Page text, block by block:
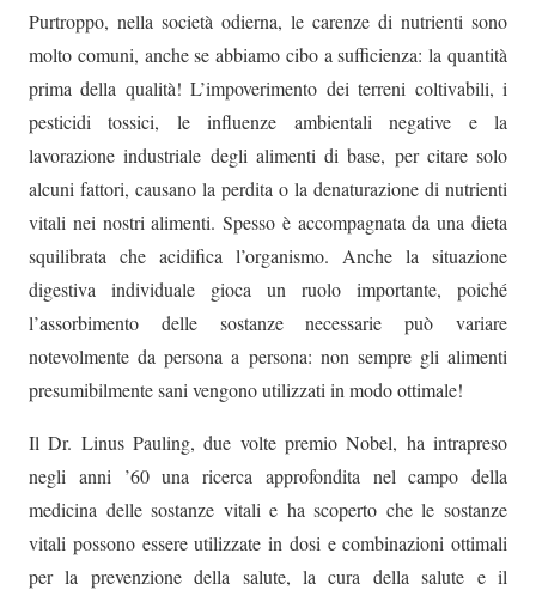
Purtroppo, nella società odierna, le carenze di nutrienti sono
molto comuni, anche se abbiamo cibo a sufficienza: la quantità
prima della qualità! L’impoverimento dei terreni coltivabili, i
pesticidi tossici, le influenze ambientali negative e la
lavorazione industriale degli alimenti di base, per citare solo
alcuni fattori, causano la perdita o la denaturazione di nutrienti
vitali nei nostri alimenti. Spesso è accompagnata da una dieta
squilibrata che acidifica l’organismo. Anche la situazione
digestiva individuale gioca un ruolo importante, poiché
l’assorbimento delle sostanze necessarie può variare
notevolmente da persona a persona: non sempre gli alimenti
presumibilmente sani vengono utilizzati in modo ottimale!
Il Dr. Linus Pauling, due volte premio Nobel, ha intrapreso
negli anni ’60 una ricerca approfondita nel campo della
medicina delle sostanze vitali e ha scoperto che le sostanze
vitali possono essere utilizzate in dosi e combinazioni ottimali
per la prevenzione della salute, la cura della salute e il